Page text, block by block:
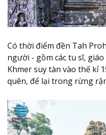
Có thời điểm đền Tah
người - gồm các tu sĩ, giáo
Khmer suy tàn vào thế kỉ
quên, để lại trong rừng